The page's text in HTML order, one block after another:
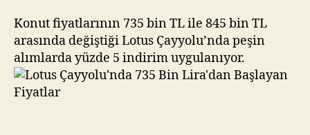
Lira’dan
Başlayan
Fiyatlar
Konut fiyatlarının 735 bin TL ile 845 bin TL
arasında değiştiği Lotus Çayyolu’nda peşin
alımlarda yüzde 5 indirim uygulanıyor.